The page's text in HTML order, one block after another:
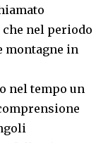
nel periodo
montagne in
nel tempo un